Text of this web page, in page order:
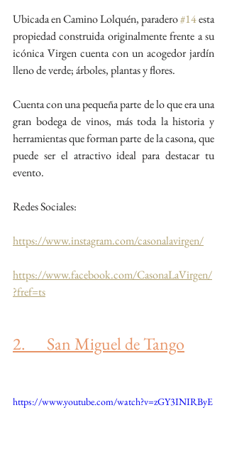
Ubicada en Camino Lolquén, paradero #14 esta
propiedad construida originalmente frente a su
icónica Virgen cuenta con un acogedor jardín
lleno de verde; árboles, plantas y flores.
Cuenta con una pequeña parte de lo que era una
gran bodega de vinos, más toda la historia y
herramientas que forman parte de la casona, que
puede ser el atractivo ideal para destacar tu
evento.
Redes Sociales:
https://www.instagram.com/casonalavirgen/
https://www.facebook.com/CasonaLaVirgen/
?fref=ts
2.      San Miguel de Tango
https://www.youtube.com/watch?v=zGY3INIRByE